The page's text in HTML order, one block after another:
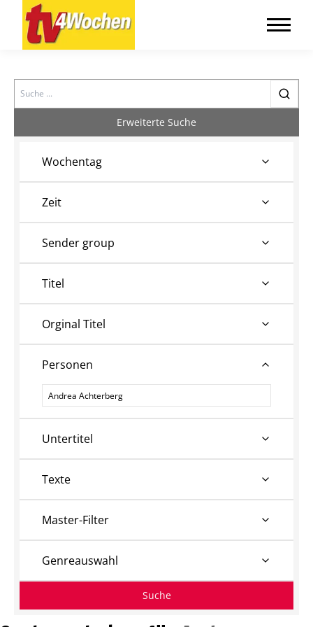
Search
Erweiterte Suche
Wochentag
Zeit
Sender group
Titel
Orginal Titel
Personen
Personen
Untertitel
Texte
Master-Filter
Genreauswahl
Suche